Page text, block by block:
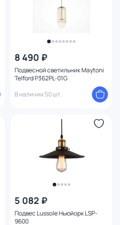
8 490 ₽
Подвесной светильник Maytoni
Telford P362PL-01G
В наличии 50 шт.
5 082 ₽
Подвес Lussole Ньюйорк LSP-
9600